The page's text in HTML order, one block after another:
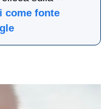
come fonte